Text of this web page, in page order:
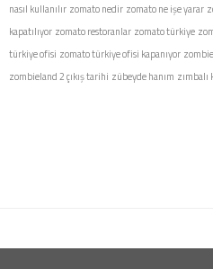
nasıl kullanılır zomato nedir zomato ne işe yarar
kapatılıyor zomato restoranlar zomato türkiye
türkiye ofisi zomato türkiye ofisi kapanıyor
zombieland 2 çıkış tarihi zübeyde hanım zımbalı